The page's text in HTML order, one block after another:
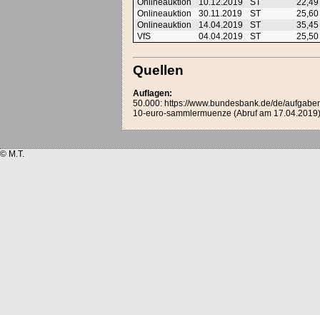
Onlineauktion
10.12.2019 ST
Onlineauktion
30.11.2019 ST
Onlineauktion
14.04.2019 ST
VfS
04.04.2019 ST
Quellen
Auflagen:
50.000: https://www.bundesbank.de/de/
10-euro-sammlermuenze (Abruf am
© M.T.